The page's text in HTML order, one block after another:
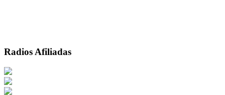
Radios Afiliadas